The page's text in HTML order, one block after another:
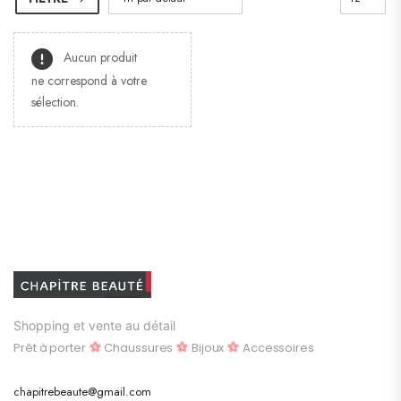
Aucun produit
ne correspond à votre
sélection.
Shopping et vente au détail
Prêt à porter Chaussures Bijoux Accessoires
chapitrebeaute@gmail.com